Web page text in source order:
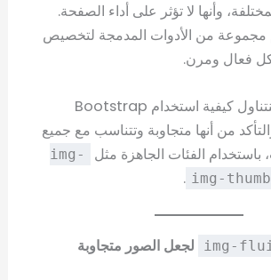
وأنها لا تؤثر على أداء الصفحة.
مجموعة من الأدوات المدمجة لتخصيص
فعال ومرن.
في هذا الدرس، سنتناول كيفية استخدام Bootstrap
من أنها متجاوبة وتتناسب مع جميع
باستخدام الفئات الجاهزة مثل
img-
img-
.
img- لجعل الصور متجاوبة